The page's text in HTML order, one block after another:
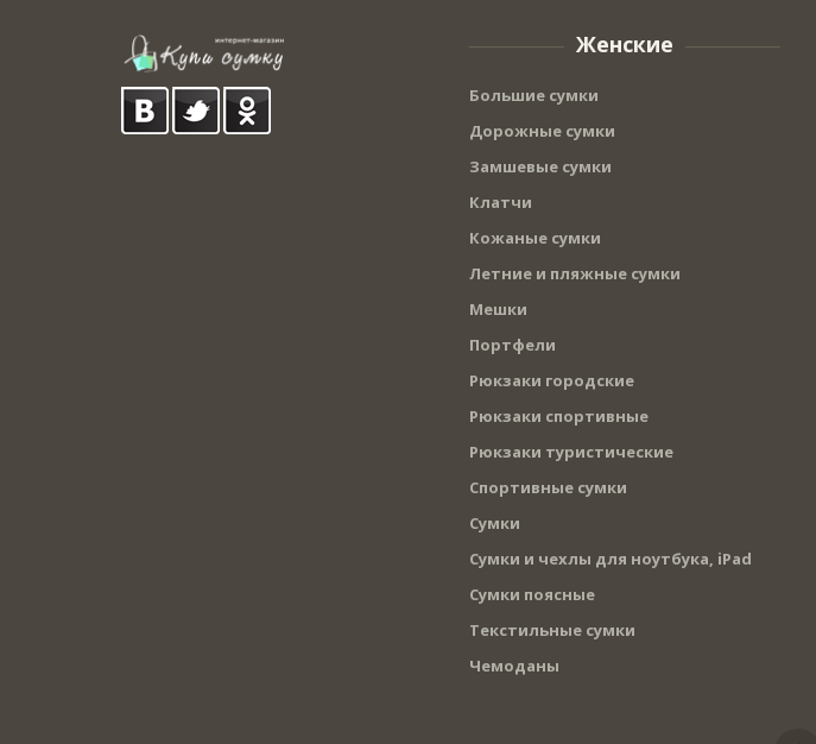
Женские
Большие сумки
Дорожные сумки
Замшевые сумки
Клатчи
Кожаные сумки
Летние и пляжные сумки
Мешки
Портфели
Рюкзаки городские
Рюкзаки спортивные
Рюкзаки туристические
Спортивные сумки
Сумки
Сумки и чехлы для ноутбука, iPad
Сумки поясные
Текстильные сумки
Чемоданы